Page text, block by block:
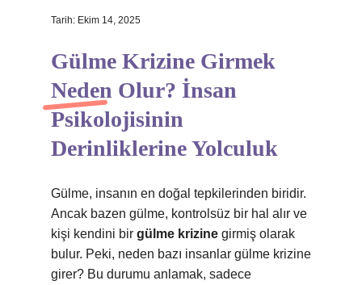
Tarih: Ekim 14, 2025
Gülme Krizine Girmek
Neden Olur? İnsan
Psikolojisinin
Derinliklerine Yolculuk
Gülme, insanın en doğal tepkilerinden biridir.
Ancak bazen gülme, kontrolsüz bir hal alır ve
kişi kendini bir gülme krizine girmiş olarak
bulur. Peki, neden bazı insanlar gülme krizine
girer? Bu durumu anlamak, sadece